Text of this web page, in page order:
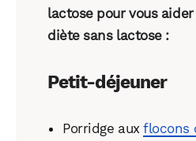
lactose pour vous
diète sans lactose:
Petit-déjeuner
Porridge auxflocons